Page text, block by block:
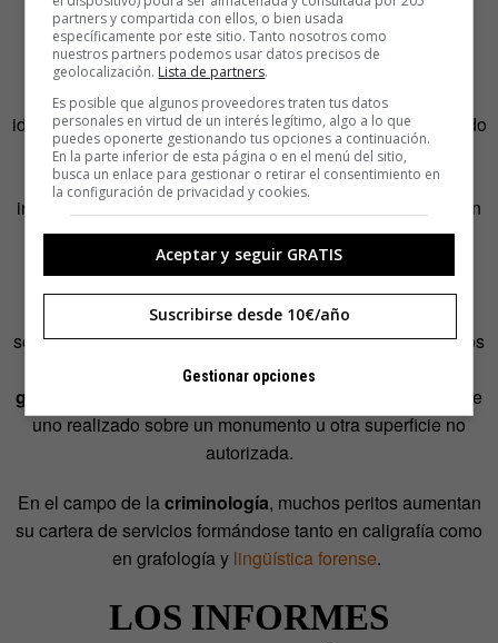
estaba enferma cuando la ejecutó) o la tensión gráfica (si
firmó con seguridad o no).
Este tipo de peritaje también se utiliza enarte
identificar si una nota manuscrita es obra de un determinado
poeta o escritor. Las obras de arte plástico pasan por un
peritaje multidisciplinar durante el cual el perito calígrafo
interviene en la firma. Algunos más especializados pueden
también estudiar la autoridad de las pinceladas.
identificación de personalidad. Se estudian cuando hay
sospecha de alteración de facturas o fechas. Los grafólogos
también pueden trabajar con otros formatos, como los
grafitis
. Por ejemplo, para contribuir a encontrar al autor de
uno realizado sobre un monumento u otra superficie no
autorizada.
En el campo de lacriminología, muchos peritos aumentan
su cartera de servicios formándose tanto en caligrafía como
en grafología y lingüística forense.
LOS INFORMES
partners y compartida con ellos, o bien usada
específicamente por este sitio. Tanto nosotros como
nuestros partners podemos usar datos precisos de
geolocalización. Lista de partners.
Es posible que algunos proveedores traten tus datos
personales en virtud de un interés legítimo, algo a lo que
puedes oponerte gestionando tus opciones a continuación.
En la parte inferior de esta página o en el menú del sitio,
busca un enlace para gestionar o retirar el consentimiento en
la configuración de privacidad y cookies.
Aceptar y seguir GRATIS
Suscribirse desde 10€/año
Gestionar opciones